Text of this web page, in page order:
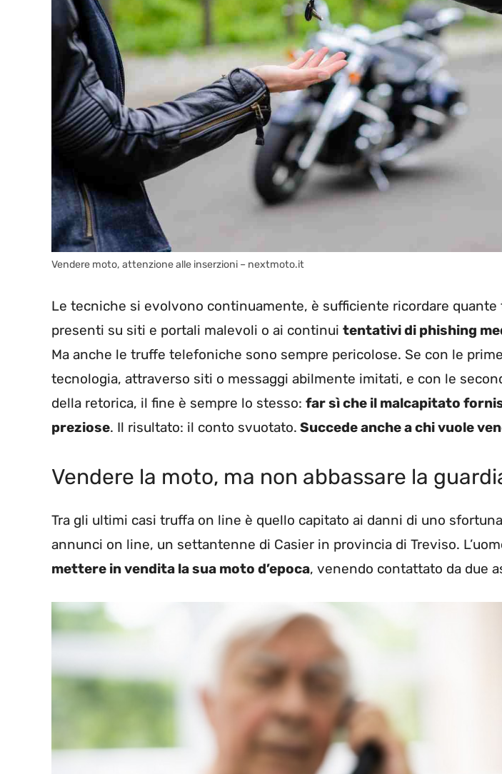
Vendere moto, attenzione alle inserzioni – nextmoto.it
Le tecniche si evolvono continuamente, è sufficiente ricordare quante
presenti su siti e portali malevoli o ai continui tentativi di phishing
Ma anche le truffe telefoniche sono sempre pericolose. Se con le
tecnologia, attraverso siti o messaggi abilmente imitati, e con le
della retorica, il fine è sempre lo stesso: far sì che il malcapitato
preziose. Il risultato: il conto svuotato. Succede anche a chi vuole
Vendere la moto, ma non abbassare la
Tra gli ultimi casi truffa on line è quello capitato ai danni di uno
annunci on line, un settantenne di Casier in provincia di Treviso.
mettere in vendita la sua moto d’epoca, venendo contattato da due